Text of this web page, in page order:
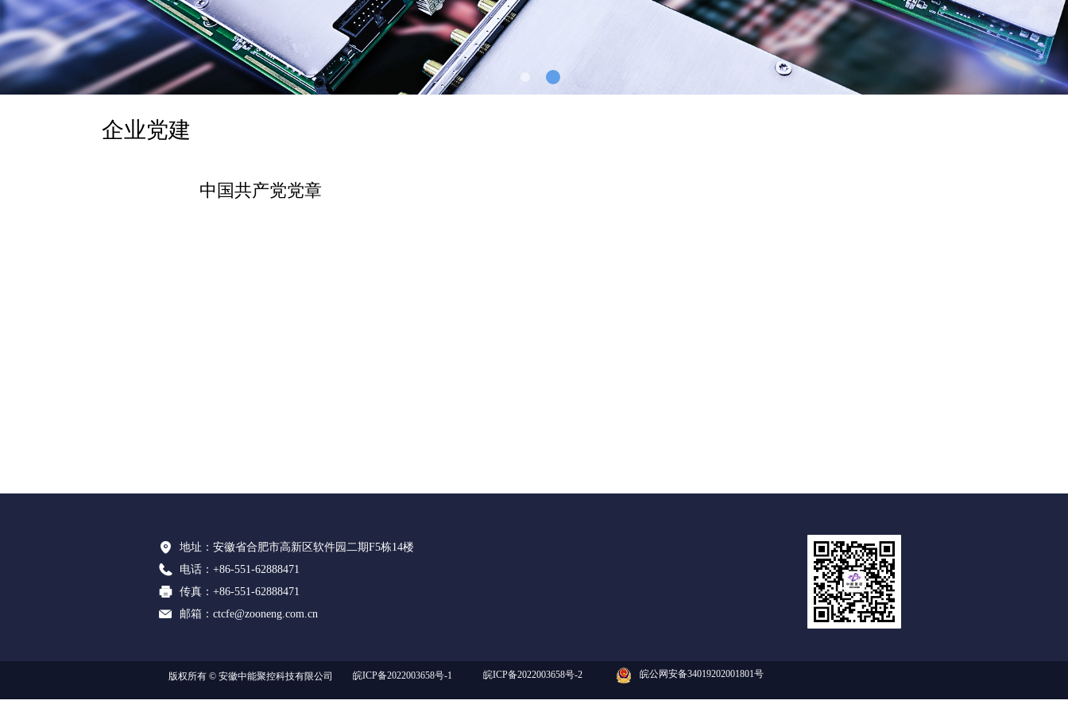
企业党建
中国共产党党章
地址： 安徽省合肥市高新区软件园二期F5栋14楼
电话： +86-551-62888471
传真： +86-551-62888471
邮箱： ctcfe@zooneng.com.cn
版权所有 © 安徽中能聚控科技有限公司 皖ICP备2022003658号-2
皖ICP备2022003658号-1 皖公网安备34019202001801号